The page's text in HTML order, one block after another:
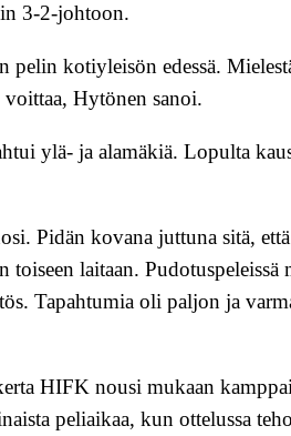
3-2-johtoon.
pelin kotiyleisön edessä.
voittaa, Hytönen sanoi.
ylä- ja alamäkiä. Lopulta
Pidän kovana juttuna sitä, että
toiseen laitaan. Pudotuspeleissä
Tapahtumia oli paljon ja
HIFK nousi mukaan
peliaikaa, kun ottelussa